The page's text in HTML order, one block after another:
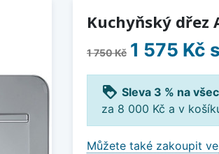
Kuchyňský dřez
1 750 Kč 1 575 Kč
loyalty Sleva 3 % na
za 8 000 Kč a v
Můžete také zakoupit